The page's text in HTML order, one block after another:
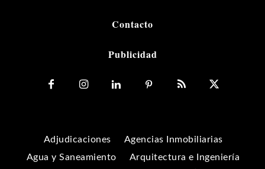
Contacto
Publicidad
Adjudicaciones
Agencias Inmobiliarias
Agua y Saneamiento
Arquitectura e Ingeniería